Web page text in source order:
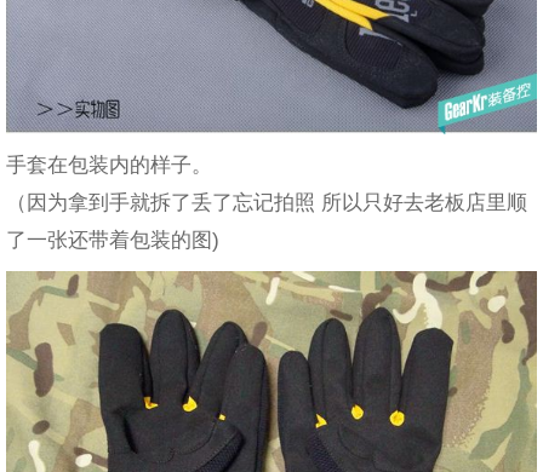
手套在包装内的样子。
（因为拿到手就拆了丢了忘记拍照 所以只好去老板店里顺
了一张还带着包装的图)